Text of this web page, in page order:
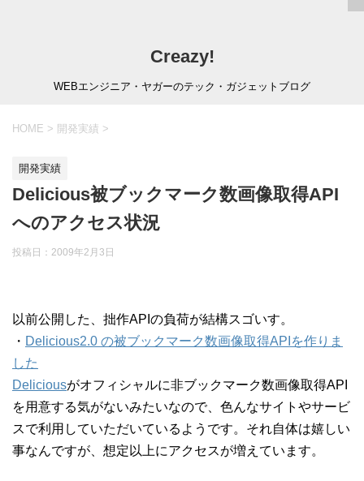
Creazy!
WEBエンジニア・ヤガーのテック・ガジェットブログ
HOME > 開発実績 >
開発実績
Delicious被ブックマーク数画像取得API
へのアクセス状況
投稿日： 2009年2月3日
以前公開した、拙作APIの負荷が結構スゴいす。
・ Delicious2.0 の被ブックマーク数画像取得APIを作りま
した
Deliciousがオフィシャルに非ブックマーク数画像取得API
を用意する気がないみたいなので、色んなサイトやサービ
スで利用していただいているようです。それ自体は嬉しい
事なんですが、想定以上にアクセスが増えています。